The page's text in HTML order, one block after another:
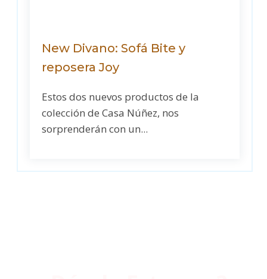
New Divano: Sofá Bite y
reposera Joy
Estos dos nuevos productos de la
colección de Casa Núñez, nos
sorprenderán con un...